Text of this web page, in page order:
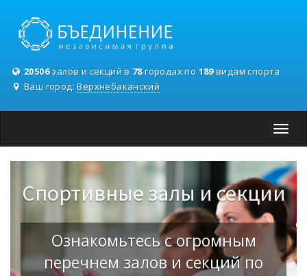
20506залов и секций в 78городах по 189видам спорта
Ваш город:Верхнебаканский
Спортивные залы и секции
Ознакомьтесь с огромным
перечнем залов и секций по